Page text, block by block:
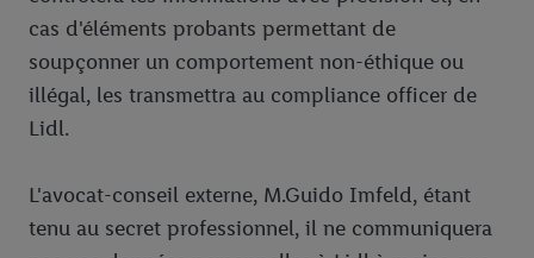
cas d'éléments probants permettant de
soupçonner un comportement non-éthique ou
illégal, les transmettra au compliance officer de
Lidl.
L'avocat-conseil externe, M.Guido Imfeld, étant
tenu au secret professionnel, il ne communiquera